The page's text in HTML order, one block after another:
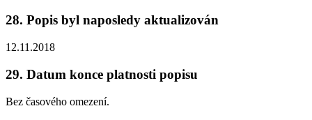
28. Popis byl naposledy aktualizován
12.11.2018
29. Datum konce platnosti popisu
Bez časového omezení.